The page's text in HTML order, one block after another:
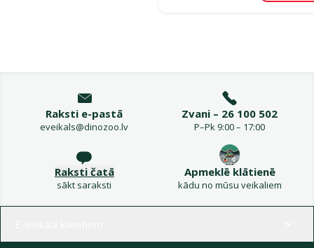
Raksti e-pastā
eveikals@dinozoo.lv
Zvani – 26 100 502
P–Pk 9:00 – 17:00
Raksti čatā
sākt saraksti
Apmeklē klātienē
kādu no mūsu veikaliem